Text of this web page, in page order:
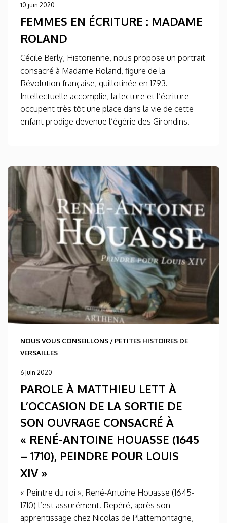
10 juin 2020
FEMMES EN ÉCRITURE : MADAME
ROLAND
Cécile Berly, Historienne, nous propose un portrait
consacré à Madame Roland, figure de la
Révolution française, guillotinée en 1793.
Intellectuelle accomplie, la lecture et l’écriture
occupent très tôt une place dans la vie de cette
enfant prodige devenue l’égérie des Girondins.
NOUS VOUS CONSEILLONS / PETITES HISTOIRES DE
VERSAILLES
6 juin 2020
PAROLE À MATTHIEU LETT À
L’OCCASION DE LA SORTIE DE
SON OUVRAGE CONSACRÉ À
« RENÉ-ANTOINE HOUASSE (1645
– 1710), PEINDRE POUR LOUIS
XIV »
« Peintre du roi », René-Antoine Houasse (1645-
1710) l’est assurément. Repéré, après son
apprentissage chez Nicolas de Plattemontagne,